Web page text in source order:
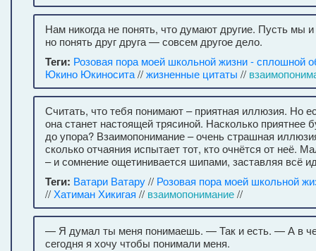
Нам никогда не понять, что думают другие. Пусть мы и
но понять друг друга — совсем другое дело.
Теги: Розовая пора моей школьной жизни - сплошной
Юкино Юкиносита//жизненные цитаты //
Считать, что тебя понимают – приятная иллюзия. Но
она станет настоящей трясиной. Насколько приятнее
до упора? Взаимопонимание – очень страшная
сколько отчаяния испытает тот, кто очнётся от неё.
– и сомнение ощетинивается шипами, заставляя всё
Теги: Ватари Ватару// Розовая пора моей школьной
// Хатиман Хикигая // взаимопонимание//
— Я думал ты меня понимаешь. — Так и есть. — А в
сегодня я хочу чтобы понимали меня.